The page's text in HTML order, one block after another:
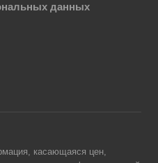
данных
касающаяся цен,